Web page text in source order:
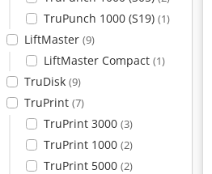
TruPunch 1000 (S19) (1)
LiftMaster (9)
LiftMaster Compact (1)
TruDisk (9)
TruPrint (7)
TruPrint 3000 (3)
TruPrint 1000 (2)
TruPrint 5000 (2)